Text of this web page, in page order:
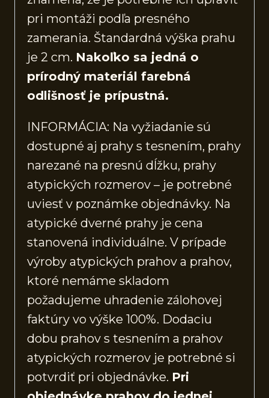
pri montáži podľa presného
zamerania. Štandardná výška prahu
je 2 cm. Nakoľko sa jedná o
prírodný materiál farebná
odlišnosť je prípustná.
INFORMÁCIA: Na vyžiadanie sú
dostupné aj prahy s tesnením, prahy
narezané na presnú dĺžku, prahy
atypických rozmerov – je potrebné
uviesť v poznámke objednávky. Na
atypické dverné prahy je cena
stanovená individuálne. V prípade
výroby atypických prahov a prahov,
ktoré nemáme skladom
požadujeme uhradenie zálohovej
faktúry vo výške 100%. Dodaciu
dobu prahov s tesnením a prahov
atypických rozmerov je potrebné si
potvrdiť pri objednávke. Pri